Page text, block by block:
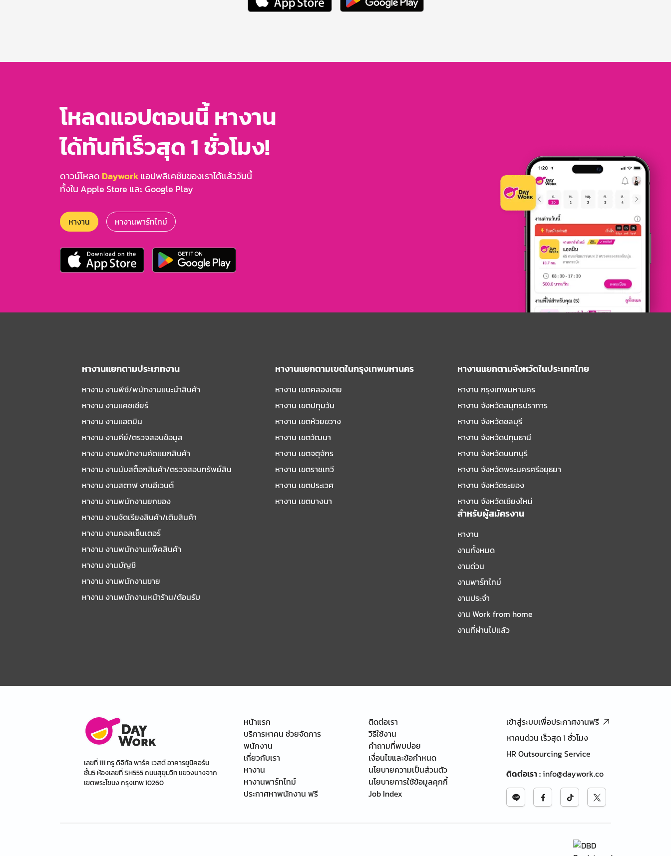
โหลดแอปตอนนี้ หางาน
ได้ทันทีเร็วสุด 1 ชั่วโมง!
ดาวน์โหลด Dayworkแอปพลิเคชันของเราได้แล้ววันนี้
ทั้งใน Apple Store และ Google Play
หางาน หางานพาร์ทไทม์
หางานแยกตามประเภทงาน
หางาน งานพีซี/พนักงานแนะนําสินค้า
หางาน งานแคชเชียร์
หางาน งานแอดมิน
หางาน งานคีย์/ตรวจสอบข้อมูล
หางาน งานพนักงานคัดแยกสินค้า
หางาน งานนับสต็อกสินค้า/ตรวจสอบทรัพย์สิน
หางาน งานสตาฟ งานอีเวนต์
หางาน งานพนักงานยกของ
หางาน งานจัดเรียงสินค้า/เติมสินค้า
หางาน งานคอลเซ็นเตอร์
หางาน งานพนักงานแพ็คสินค้า
หางาน งานบัญชี
หางาน งานพนักงานขาย
หางาน งานพนักงานหน้าร้าน/ต้อนรับ
หางานแยกตามเขตในกรุงเทพมหานคร
หางาน เขตคลองเตย
หางาน เขตปทุมวัน
หางาน เขตห้วยขวาง
หางาน เขตวัฒนา
หางาน เขตจตุจักร
หางาน เขตราชเทวี
หางาน เขตประเวศ
หางาน เขตบางนา
หางานแยกตามจังหวัดในประเทศไทย
หางาน กรุงเทพมหานคร
หางาน จังหวัดสมุทรปราการ
หางาน จังหวัดชลบุรี
หางาน จังหวัดปทุมธานี
หางาน จังหวัดนนทบุรี
หางาน จังหวัดพระนครศรีอยุธยา
หางาน จังหวัดระยอง
หางาน จังหวัดเชียงใหม่
สำหรับผู้สมัครงาน
หางาน
งานทั้งหมด
งานด่วน
งานพาร์ทไทม์
งานประจำ
งาน Work from home
งานที่ผ่านไปแล้ว
เลขที่ 111 ทรู ดิจิทัล พาร์ค เวสต์ อาคารยูนิคอร์น
ชั้น5 ห้องเลขที่ SH555 ถนนสุขุมวิท แขวงบางจาก
เขตพระโขนง กรุงเทพ 10260
หน้าแรก
บริการหาคน ช่วยจัดการ
พนักงาน
เกี่ยวกับเรา
หางาน
หางานพาร์ทไทม์
ประกาศหาพนักงาน ฟรี
ติดต่อเรา
วิธีใช้งาน
คำถามที่พบบ่อย
เงื่อนไขและข้อกำหนด
นโยบายความเป็นส่วนตัว
นโยบายการใช้ข้อมูลคุกกี้
Job Index
เข้าสู่ระบบเพื่อประกาศงานฟรี
หาคนด่วน เร็วสุด 1 ชั่วโมง
HR Outsourcing Service
ติดต่อเรา:info@daywork.co